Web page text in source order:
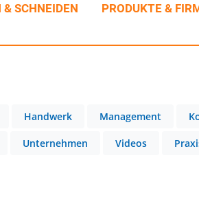
& SCHNEIDEN PRODUKTE &
Handwerk Management
Unternehmen Videos